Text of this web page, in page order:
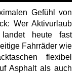
Gefühl von
Wer Aktivurlaub
heute fast
Fahrräder wie
flexibel
Asphalt als auch